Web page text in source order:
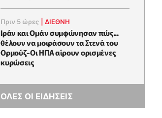
Πριν 5 ώρες |ΔΙΕΘΝΗ
Ιράν και Ομάν συμφώνησαν πώς...
θέλουν να μοιράσουν τα Στενά του
Ορμούζ-Οι ΗΠΑ αίρουν ορισμένες
κυρώσεις
ΟΛΕΣ ΟΙ ΕΙΔΗΣΕΙΣ